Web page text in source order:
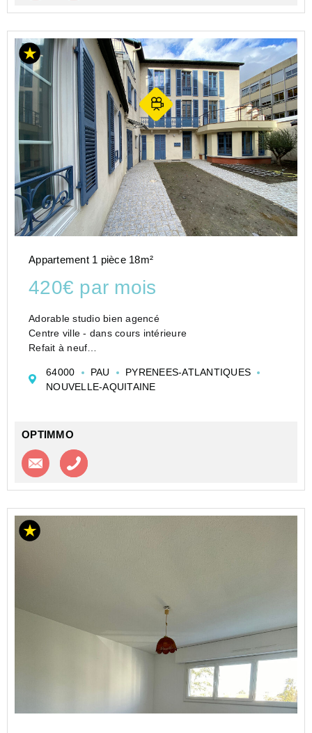
Appartement 1 pièce 18m²
420€ par mois
Adorable studio bien agencé
Centre ville - dans cours intérieure
Refait à neuf
64000
PAU
PYRENEES-ATLANTIQUES
NOUVELLE-AQUITAINE
OPTIMMO
Contacter l'agence